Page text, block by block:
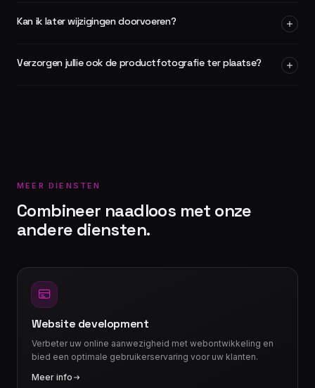
Kan ik later wijzigingen doorvoeren?
Verzorgen jullie ook de productfotografie ter plaatse?
MEER DIENSTEN
Combineer naadloos met onze
andere diensten.
Website development
Verbeter uw online aanwezigheid met webontwikkeling en
bied een optimale gebruikerservaring voor uw klanten.
Meer info